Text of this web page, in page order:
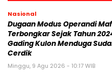
Nasional
Dugaan Modus Operandi
Terbongkar Sejak Tahun
Gading Kulon Menduga
Cerdik
Minggu, 9 Agu 2026 - 10:17 WIB